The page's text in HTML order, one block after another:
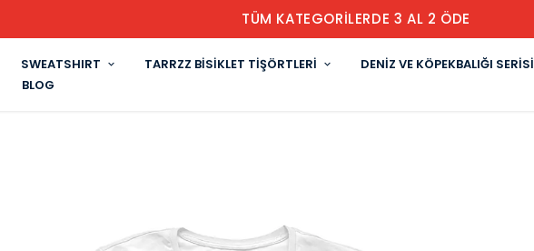
TÜM KATEGORİLERDE 3 AL 2 ÖDE
SWEATSHIRT TARRZZ BİSİKLET TİŞÖRTLERİ DENİZ VE KÖPEKBALIĞI SERİSİ
BLOG